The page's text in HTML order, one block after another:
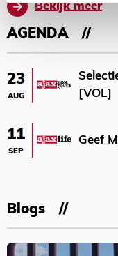
Bekijk meer
AGENDA
23
AUG
[VOL]
11
SEP
Geef
Blogs